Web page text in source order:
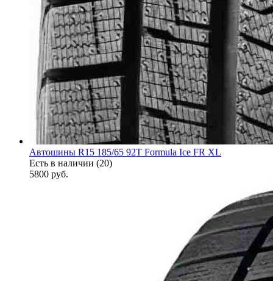
Автошины R15 185/65 92T Formula Ice FR XL
Есть в наличии (20)
5800 руб.